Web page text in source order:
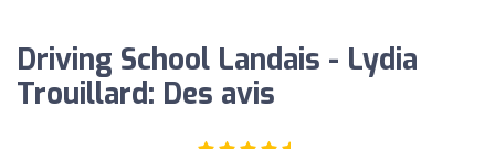
Driving School Landais - Lydia
Trouillard: Des avis